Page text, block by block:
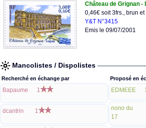
Château de Grignan -
0,46€ soit 3frs., brun et
Y&T N°3415
Emis le 09/07/2001
Mancolistes / Dispolistes
Recherché en échange par
Bapaume 1
dcantrin 1
Proposé en
EDMEEE
nono du
17